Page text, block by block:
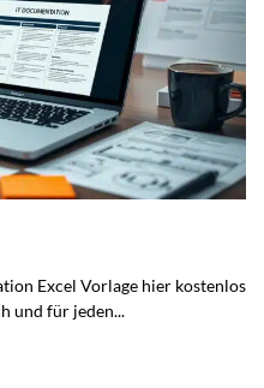
Excel Vorlage hier kostenlos
und für jeden...